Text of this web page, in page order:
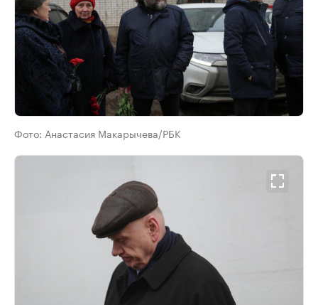
Фото: Анастасия Макарычева/РБК